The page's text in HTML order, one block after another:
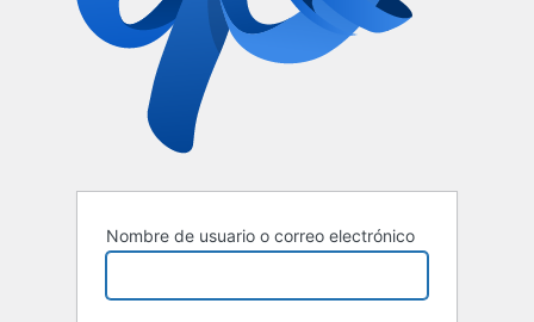
Nombre de usuario o correo electrónico